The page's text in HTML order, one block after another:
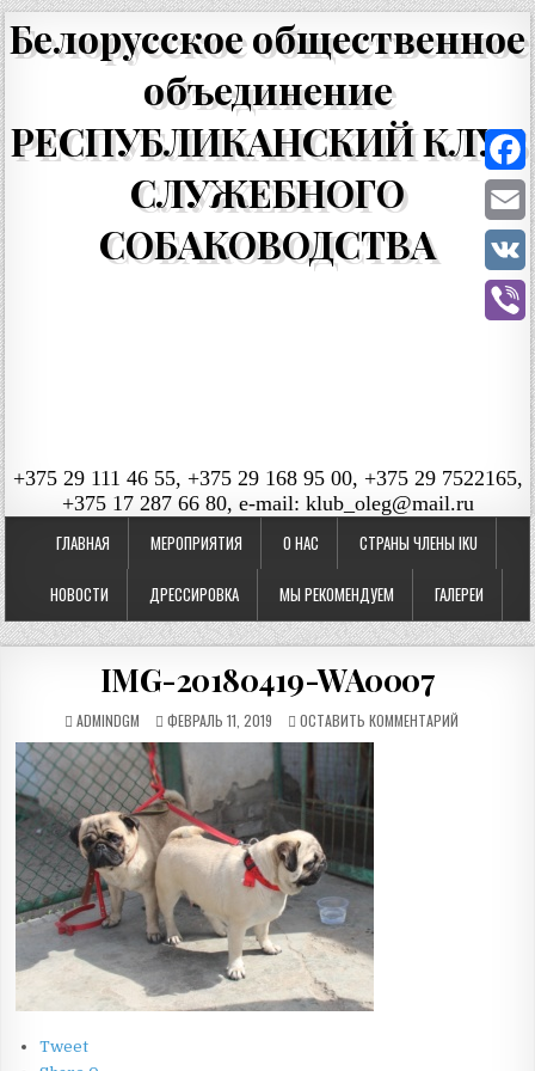
Белорусское общественное
объединение
РЕСПУБЛИКАНСКИЙ КЛУБ
СЛУЖЕБНОГО
СОБАКОВОДСТВА
+375 29 111 46 55, +375 29 168 95 00, +375 29 7522165,
+375 17 287 66 80, e-mail: klub_oleg@mail.ru
ГЛАВНАЯ
МЕРОПРИЯТИЯ О НАС СТРАНЫ ЧЛЕНЫ IKU
НОВОСТИ ДРЕССИРОВКА МЫ РЕКОМЕНДУЕМ ГАЛЕРЕИ
IMG-20180419-WA0007
ADMINDGM ФЕВРАЛЬ 11, 2019 ОСТАВИТЬ КОММЕНТАРИЙ
Tweet
Email
VK